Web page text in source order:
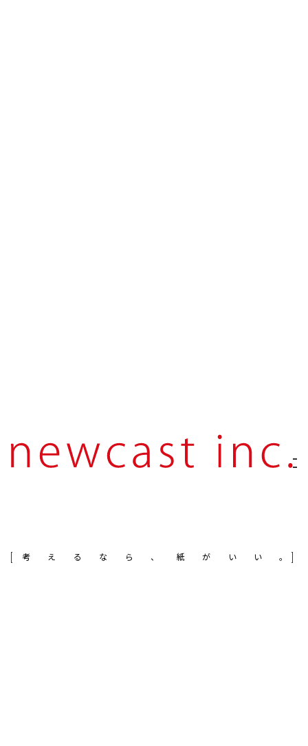
考えるなら、紙がいい。